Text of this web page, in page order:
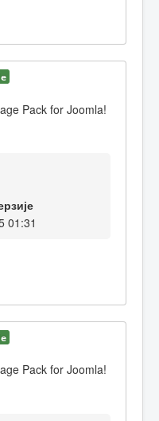
Pack for Joomla!
01:31
Pack for Joomla!